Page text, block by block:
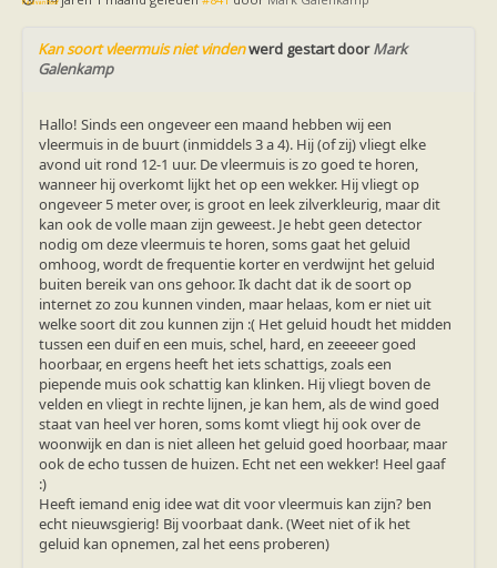
Grote rosse vleermuis
Ingekorven vleermuis
Kleine en grote hoefijzerneus
Meervleermuis
Mopsvleermuis
Noordse vleermuis
Rosse vleermuis
Ruige dwergvleermuis
Tweekleurige vleermuis
Vale vleermuis
Watervleermuis
Vleermuizen en eikenprocessierups
Kinderpagina
Spreekbeurt
Knutselen
Tekenen
Spelletjes
Weetjes
Meer weten
Links
Boeken en tijdschriften
Achtergrond informatie
Nieuwsberichten
Informatiefolders
Nederland
Paul van Hoof
Kan soort vleermuis niet vindenwerd gestart doorMark
Galenkamp
Hallo! Sinds een ongeveer een maand hebben wij een
vleermuis in de buurt (inmiddels 3 a 4). Hij (of zij) vliegt elke
avond uit rond 12-1 uur. De vleermuis is zo goed te horen,
wanneer hij overkomt lijkt het op een wekker. Hij vliegt op
ongeveer 5 meter over, is groot en leek zilverkleurig, maar dit
kan ook de volle maan zijn geweest. Je hebt geen detector
nodig om deze vleermuis te horen, soms gaat het geluid
omhoog, wordt de frequentie korter en verdwijnt het geluid
buiten bereik van ons gehoor. Ik dacht dat ik de soort op
internet zo zou kunnen vinden, maar helaas, kom er niet uit
welke soort dit zou kunnen zijn :( Het geluid houdt het midden
tussen een duif en een muis, schel, hard, en zeeeeer goed
hoorbaar, en ergens heeft het iets schattigs, zoals een
piepende muis ook schattig kan klinken. Hij vliegt boven de
velden en vliegt in rechte lijnen, je kan hem, als de wind goed
staat van heel ver horen, soms komt vliegt hij ook over de
woonwijk en dan is niet alleen het geluid goed hoorbaar, maar
ook de echo tussen de huizen. Echt net een wekker! Heel gaaf
:)
Heeft iemand enig idee wat dit voor vleermuis kan zijn? ben
echt nieuwsgierig! Bij voorbaat dank. (Weet niet of ik het
geluid kan opnemen, zal het eens proberen)